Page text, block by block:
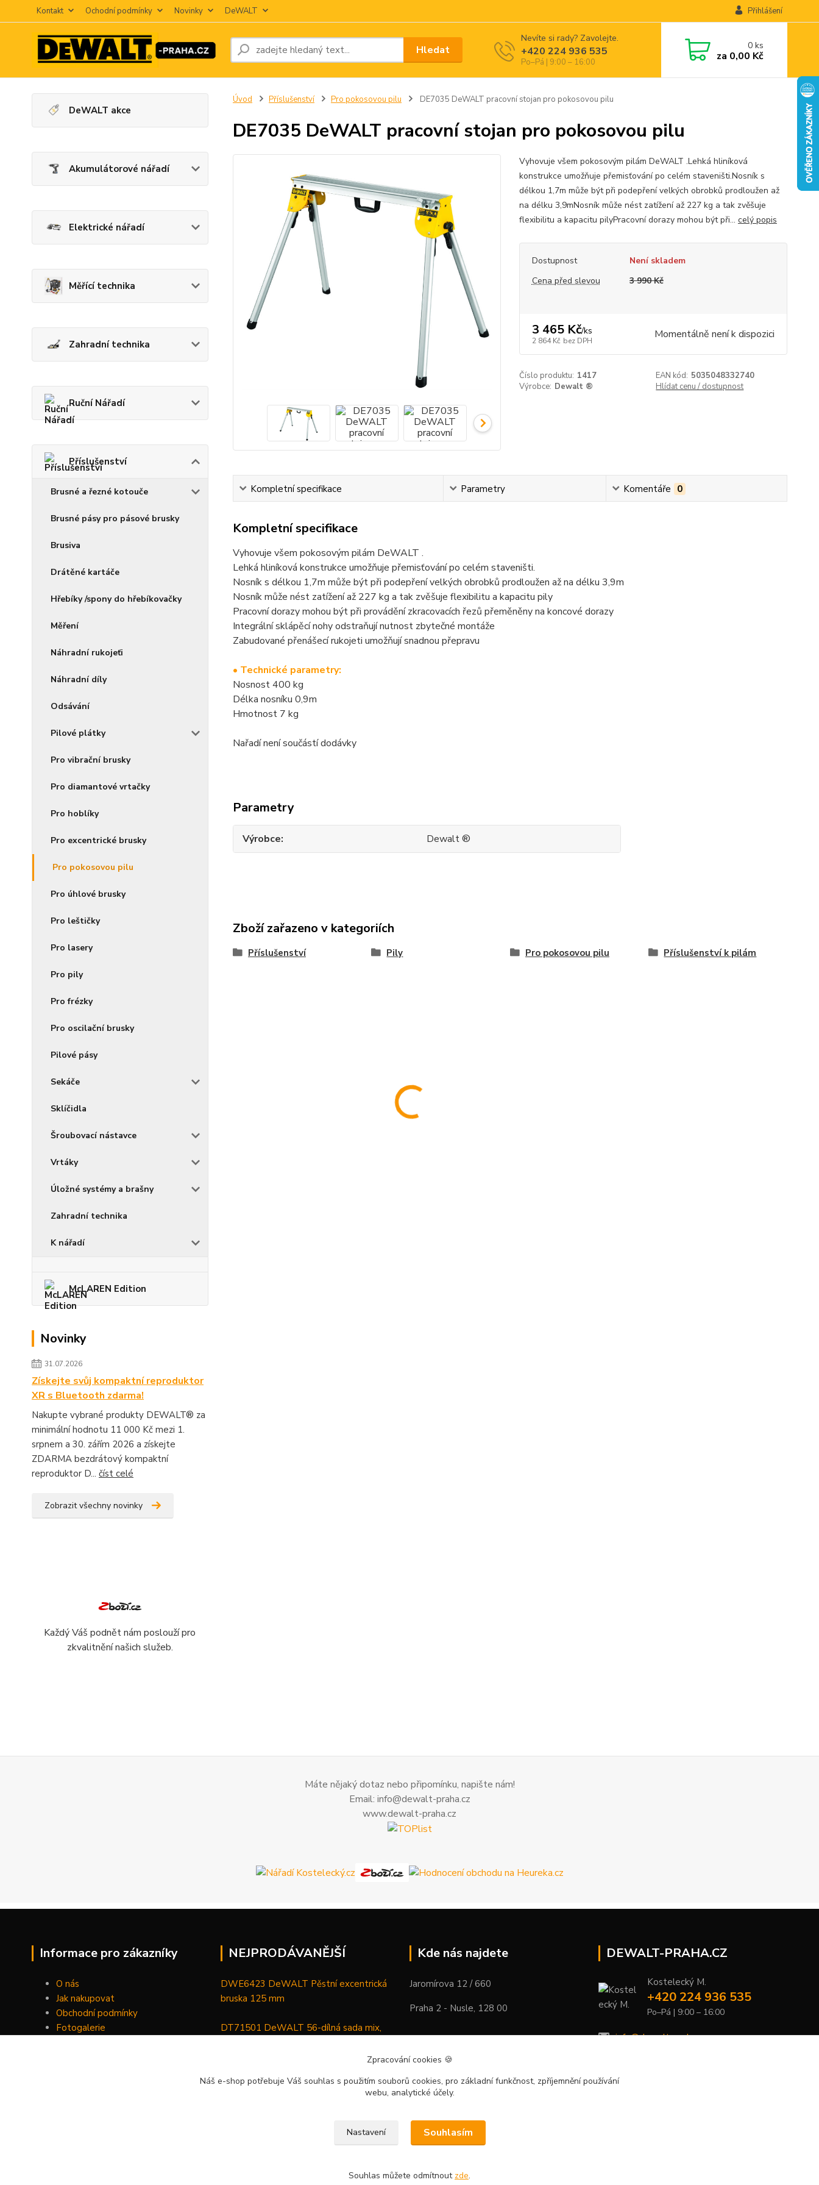
Kontakt Ochodní podmínky Novinky DeWALT Přihlášení
Hledat
Nevíte si rady? Zavolejte.
+420 224 936 535
Po–Pá | 9:00 – 16:00
0ks
za 0,00 Kč
DeWALT akce
Akumulátorové nářadí
Elektrické nářadí
Měřící technika
Zahradní technika
Ruční Nářadí
Příslušenství
Brusné a řezné kotouče
Brusné pásy pro pásové brusky
Brusiva
Drátěné kartáče
Hřebíky /spony do hřebíkovačky
Měření
Náhradní rukojeťi
Náhradní díly
Odsávání
Pilové plátky
Pro vibrační brusky
Pro diamantové vrtačky
Pro hoblíky
Pro excentrické brusky
Pro pokosovou pilu
Pro úhlové brusky
Pro leštičky
Pro lasery
Pro pily
Pro frézky
Pro oscilační brusky
Pilové pásy
Sekáče
Sklíčidla
Šroubovací nástavce
Vrtáky
Úložné systémy a brašny
Zahradní technika
K nářadí
McLAREN Edition
Novinky
31.07.2026
Získejte svůj kompaktní reproduktor
XR s Bluetooth zdarma!
Nakupte vybrané produkty DEWALT® za
minimální hodnotu 11 000 Kč mezi 1.
srpnem a 30. zářím 2026 a získejte
ZDARMA bezdrátový kompaktní
reproduktor D... číst celé
Zobrazit všechny novinky
Každý Váš podnět nám poslouží pro
zkvalitnění našich služeb.
Úvod Příslušenství Pro pokosovou pilu DE7035 DeWALT pracovní stojan pro pokosovou pilu
DE7035 DeWALT pracovní stojan pro pokosovou pilu
Vyhovuje všem pokosovým pilám DeWALT .Lehká hliníková
konstrukce umožňuje přemisťování po celém staveništi.Nosník s
délkou 1,7m může být při podepření velkých obrobků prodloužen až
na délku 3,9mNosník může nést zatížení až 227 kg a tak zvěšuje
flexibilitu a kapacitu pilyPracovní dorazy mohou být při... celý popis
Dostupnost
Není skladem
Cena před slevou
3 990 Kč
3 465 Kč/ks
2 864 Kč bez DPH Momentálně není k dispozici
Číslo produktu: 1417 EAN kód: 5035048332740
Výrobce: Dewalt ® Hlídat cenu / dostupnost
Kompletní specifikace Parametry Komentáře 0
Kompletní specifikace
Vyhovuje všem pokosovým pilám DeWALT .
Lehká hliníková konstrukce umožňuje přemisťování po celém staveništi.
Nosník s délkou 1,7m může být při podepření velkých obrobků prodloužen až na délku 3,9m
Nosník může nést zatížení až 227 kg a tak zvěšuje flexibilitu a kapacitu pily
Pracovní dorazy mohou být při provádění zkracovacích řezů přeměněny na koncové dorazy
Integrální sklápěcí nohy odstraňují nutnost zbytečné montáže
Zabudované přenášecí rukojeti umožňují snadnou přepravu
• Technické parametry:
Nosnost 400 kg
Délka nosníku 0,9m
Hmotnost 7 kg
Nařadí není součástí dodávky
Parametry
Výrobce Dewalt ®
Zboží zařazeno v kategoriích
Příslušenství Pily Pro pokosovou pilu Příslušenství k pilám
Máte nějaký dotaz nebo připomínku, napište nám!
Email: info@dewalt-praha.cz
www.dewalt-praha.cz
Informace pro zákazníky
O nás
Jak nakupovat
Obchodní podmínky
Fotogalerie
NEJPRODÁVANĚJŠÍ
DWE6423 DeWALT Pěstní excentrická
bruska 125 mm
DT71501 DeWALT 56-dílná sada mix,
maznice 18 V XR Li-Ion samostatný stroj
Kde nás najdete
Jaromírova 12 / 660
Praha 2 - Nusle, 128 00
DEWALT-PRAHA.CZ
Kostelecký M.
+420 224 936 535
Po–Pá | 9:00 – 16:00
info@dewalt-praha.cz
Zpracování cookies 🍪
Náš e-shop potřebuje Váš souhlas s použitím souborů cookies, pro základní funkčnost, zpříjemnění používání
webu, analytické účely.
Nastavení Souhlasím
Souhlas můžete odmítnout zde.